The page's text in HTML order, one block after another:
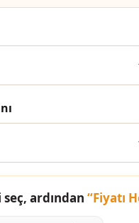
ardından “Fiyatı